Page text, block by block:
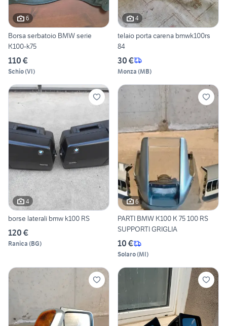
6
Borsa serbatoio BMW serie
K100-k75
110 €
Schio(VI)
4
telaio porta carena bmwk100rs
84
30 €
Monza (MB)
4
borse laterali bmw k100 RS
120 €
Ranica (BG)
6
PARTI BMW K100 K 75 100 RS
SUPPORTI GRIGLIA
10 €
Solaro(MI)